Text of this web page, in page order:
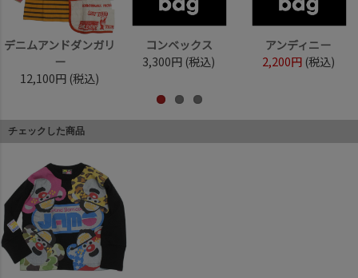
デニムアンドダンガリ
ー
12,100円 (税込)
コンベックス
3,300円 (税込)
アンディニー
2,200円 (税込)
チェックした商品